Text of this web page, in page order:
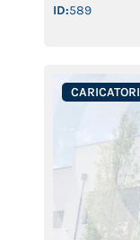
ID:589
CARICATORI